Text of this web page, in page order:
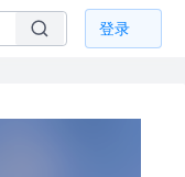
登录